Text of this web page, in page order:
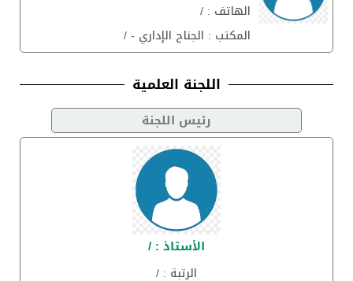
الهاتف : /
المكتب : الجناح الإداري - /
اللجنة العلمية
رئيس اللجنة
الأستاذ : /
الرتبة : /